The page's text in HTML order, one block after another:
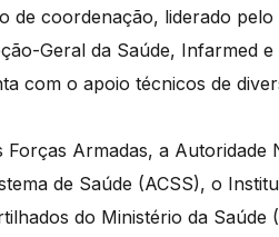
de coordenação, liderado
Geral da Saúde, Infarmed
com o apoio técnicos de
Forças Armadas, a Autoridade
de Saúde (ACSS), o
do Ministério da